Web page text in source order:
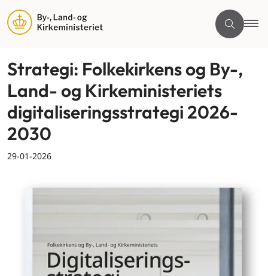
Strategi: Folkekirkens og By-,
Land- og Kirkeministeriets
digitaliseringsstrategi 2026-
2030
29-01-2026